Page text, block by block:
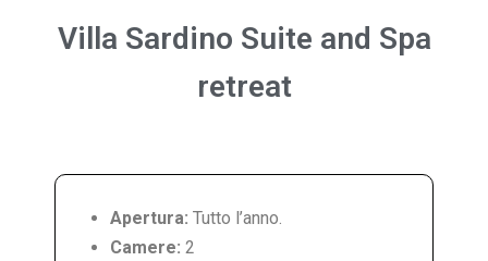
Villa Sardino Suite and Spa
retreat
Apertura: Tutto l’anno.
Camere: 2